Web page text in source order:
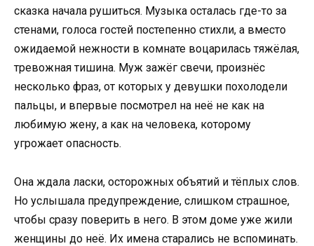
сказка начала рушиться. Музыка осталась где-то за
стенами, голоса гостей постепенно стихли, а вместо
ожидаемой нежности в комнате воцарилась тяжёлая,
тревожная тишина. Муж зажёг свечи, произнёс
несколько фраз, от которых у девушки похолодели
пальцы, и впервые посмотрел на неё не как на
любимую жену, а как на человека, которому
угрожает опасность.
Она ждала ласки, осторожных объятий и тёплых слов.
Но услышала предупреждение, слишком страшное,
чтобы сразу поверить в него. В этом доме уже жили
женщины до неё. Их имена старались не вспоминать.